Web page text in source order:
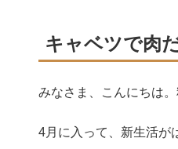
キャベツで肉
みなさま、こんにちは
4月に入って、新生活が